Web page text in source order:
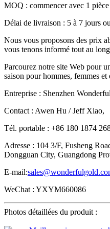
MOQ : commencer avec 1
Délai de livraison : 5 à 7 jours
Nous vous proposons des prix
vous tenons informé tout au
Parcourez notre site Web pour
saison pour hommes, femmes et
Entreprise : Shenzhen
Contact : Awen Hu / Jeff Xiao,
Tél. portable : +86 180 1874
Adresse : 104 3/F, Fusheng
Dongguan City, Guangdong
E-mail:
WeChat : YXYM660086
Photos détaillées du produit :